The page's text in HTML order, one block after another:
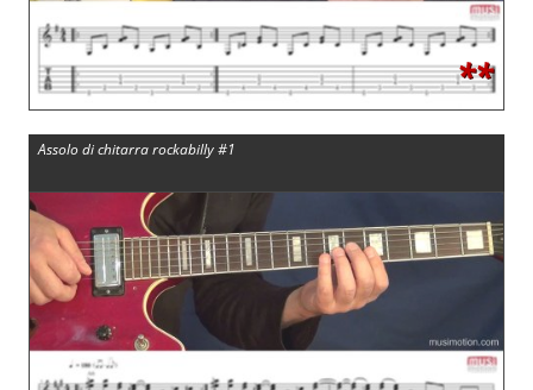
**
Assolo di chitarra rockabilly #1